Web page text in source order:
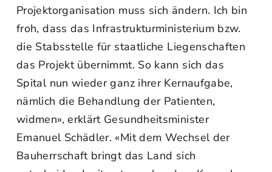
Projektorganisation muss sich ändern. Ich bin
froh, dass das Infrastrukturministerium bzw.
die Stabsstelle für staatliche Liegenschaften
das Projekt übernimmt. So kann sich das
Spital nun wieder ganz ihrer Kernaufgabe,
nämlich die Behandlung der Patienten,
widmen», erklärt Gesundheitsminister
Emanuel Schädler. «Mit dem Wechsel der
Bauherrschaft bringt das Land sich